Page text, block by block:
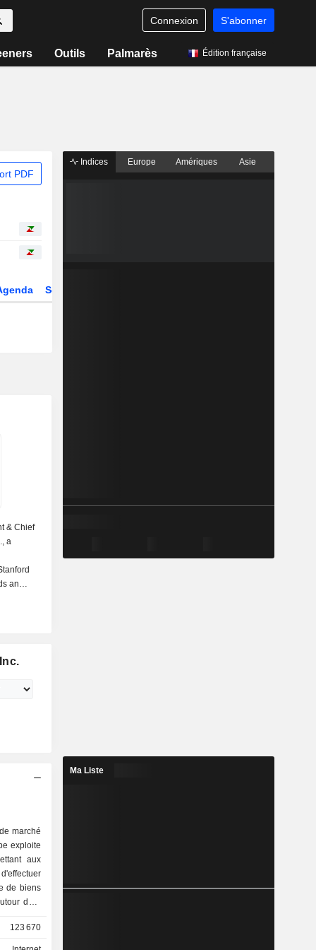
Connexion S'abonner
Outils Palmarès Édition française
PDF
Secteur
& Chief
a
an
marché
exploite
aux
de biens
de 5
de la
123 670
Indices Europe Amériques Asie
Ma Liste